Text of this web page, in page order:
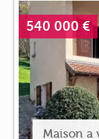
540 000 €
Maison a